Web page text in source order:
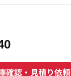
確認・見積り依頼